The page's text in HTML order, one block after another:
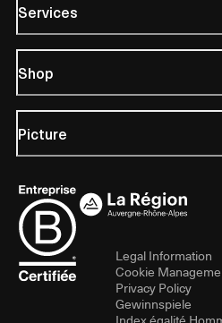
Services
Shop
Picture
Legal Information
Cookie
Privacy Policy
Gewinnspiele